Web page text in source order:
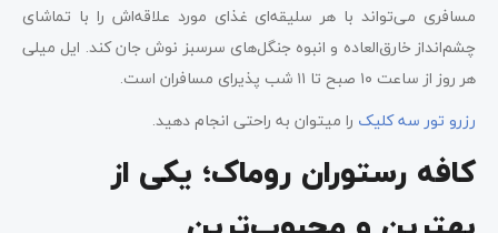
مسافری می‌تواند با هر سلیقه‌ای غذای مورد علاقه‌اش را با تماشای
چشم‌انداز خارق‌العاده و انبوه جنگل‌های سرسبز نوش جان کند. ایل میلی
هر روز از ساعت ۱۰ صبح تا ۱۱ شب پذیرای مسافران است.
رزرو تور سه کلیک را میتوان به راحتی انجام دهید.
کافه رستوران روماک؛ یکی از